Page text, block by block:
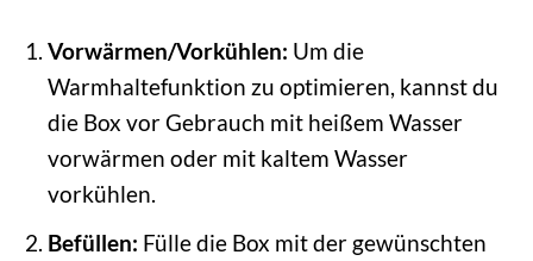
Vorwärmen/Vorkühlen: Um die
Warmhaltefunktion zu optimieren, kannst du
die Box vor Gebrauch mit heißem Wasser
vorwärmen oder mit kaltem Wasser
vorkühlen.
Befüllen: Fülle die Box mit der gewünschten